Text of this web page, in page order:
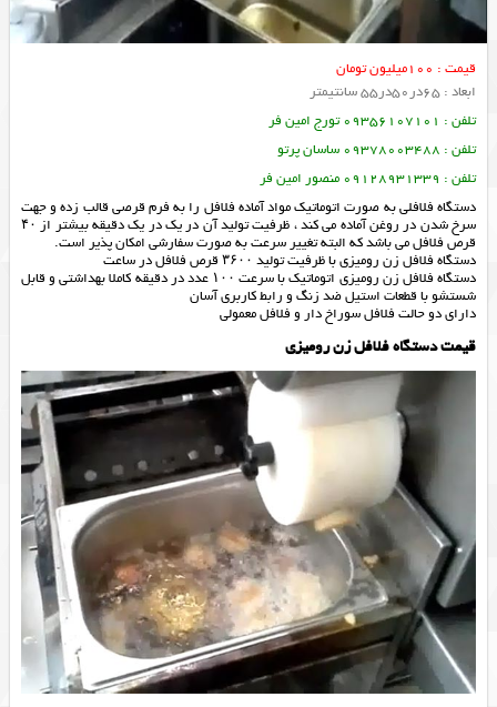
قیمت : 100میلیون تومان
ابعاد : 65در50در55 سانتیمتر
تلفن : 09356107101 تورج امین فر
تلفن : 09378003488 ساسان پرتو
تلفن : 09128931339 منصور امین فر
دستگاه فلافلی به صورت اتوماتیک مواد آماده فلافل را به فرم قرصی قالب زده و جهت
سرخ شدن در روغن آماده می کند ، ظرفیت تولید آن در یک در یک دقیقه بیشتر از ۴۰
قرص فلافل می باشد که البته تغییر سرعت به صورت سفارشی امکان پذیر است.
دستگاه فلافل زن رومیزی با ظرفیت تولید ۳۶۰۰ قرص فلافل در ساعت
دستگاه فلافل زن رومیزی اتوماتیک با سرعت ۱۰۰ عدد در دقیقه کاملا بهداشتی و قابل
شستشو با قطعات استیل ضد زنگ و رابط کاربری آسان
دارای دو حالت فلافل سوراخ دار و فلافل معمولی
قیمت دستگاه فلافل زن رومیزی